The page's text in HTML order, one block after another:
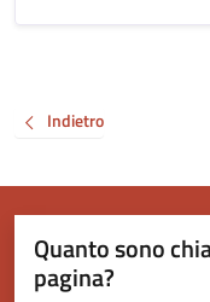
Indietro
Quanto sono
pagina?